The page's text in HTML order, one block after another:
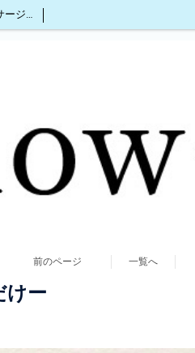
沖縄出張マッサージ2人同時OK
前のページ 一覧へ
けー